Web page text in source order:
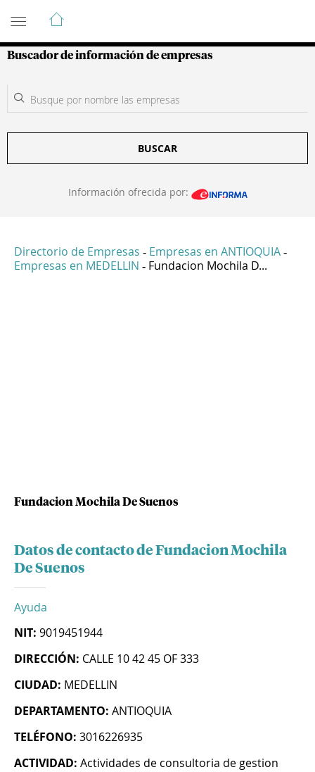
Guía de Empresas Colombianas
Buscador de información de empresas
BUSCAR
Información ofrecida por:
Directorio de Empresas - Empresas en ANTIOQUIA -
Empresas en MEDELLIN - Fundacion Mochila D...
Fundacion Mochila De Suenos
Datos de contacto de Fundacion Mochila
De Suenos
Ayuda
NIT: 9019451944
DIRECCIÓN: CALLE 10 42 45 OF 333
CIUDAD: MEDELLIN
DEPARTAMENTO: ANTIOQUIA
TELÉFONO: 3016226935
ACTIVIDAD: Actividades de consultoria de gestion